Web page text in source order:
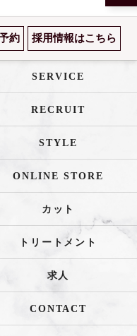
約 採用情報はこちら
SERVICE
RECRUIT
STYLE
ONLINE STORE
カット
トリートメント
求人
CONTACT